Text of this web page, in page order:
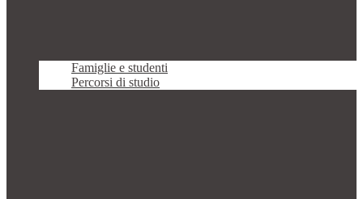
Famiglie e studenti
Percorsi di studio